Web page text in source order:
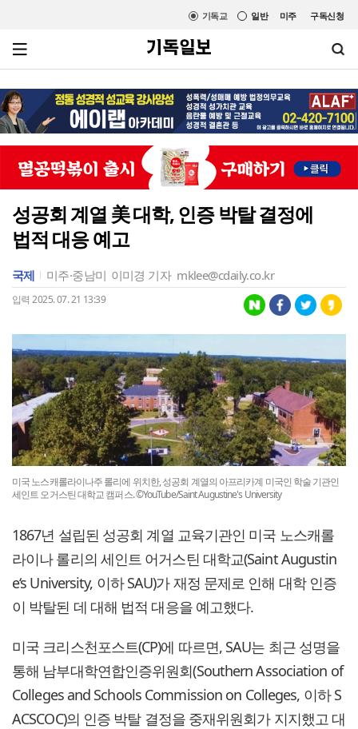
미주 구독신청
일반
기독교
성공회 계열 美 대학, 인증 박탈 결정에
법적 대응 예고
국제 미주·중남미 이미경 기자 mklee@cdaily.co.kr
입력 2025. 07. 21 13:39
미국 노스캐롤라이나주 롤리에 위치한, 성공회 계열의 아프리카계 미국인 학술 기관인
세인트 오거스틴 대학교 캠퍼스. ©YouTube/Saint Augustine's University
1867년 설립된 성공회 계열 교육기관인 미국 노스캐롤
라이나 롤리의 세인트 어거스틴 대학교(Saint Augustin
e‘s University, 이하 SAU)가 재정 문제로 인해 대학 인증
이 박탈된 데 대해 법적 대응을 예고했다.
미국 크리스천포스트(CP)에 따르면, SAU는 최근 성명을
통해 남부대학연합인증위원회(Southern Association of
Colleges and Schools Commission on Colleges, 이하 S
ACSCOC)의 인증 박탈 결정을 중재위원회가 지지했고 대